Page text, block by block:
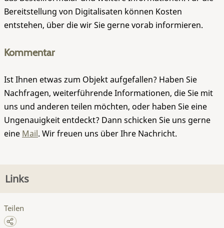
Bereitstellung von Digitalisaten können Kosten
entstehen, über die wir Sie gerne vorab informieren.
Kommentar
Ist Ihnen etwas zum Objekt aufgefallen? Haben Sie
Nachfragen, weiterführende Informationen, die Sie mit
uns und anderen teilen möchten, oder haben Sie eine
Ungenauigkeit entdeckt? Dann schicken Sie uns gerne
eine Mail. Wir freuen uns über Ihre Nachricht.
Links
Teilen